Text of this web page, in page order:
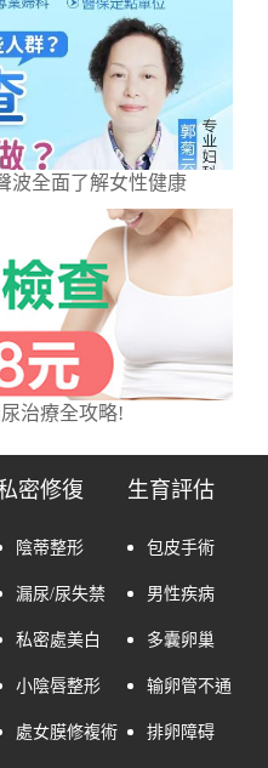
波全面了解女性健康
治療全攻略!
密修復
陰蒂整形
漏尿/尿失禁
私密處美白
小陰唇整形
處女膜修複術
生育評估
包皮手術
男性疾病
多囊卵巢
输卵管不通
排卵障碍